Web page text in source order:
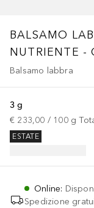
BALSAMO
NUTRIENTE -
Balsamo labbra
3 g
€ 233,00 / 100 g
ESTATE
Online:
Spedizione